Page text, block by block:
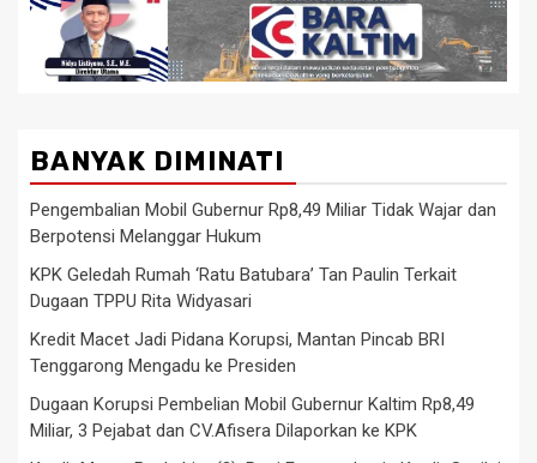
BANYAK DIMINATI
Pengembalian Mobil Gubernur Rp8,49 Miliar Tidak Wajar dan
Berpotensi Melanggar Hukum
KPK Geledah Rumah ‘Ratu Batubara’ Tan Paulin Terkait
Dugaan TPPU Rita Widyasari
Kredit Macet Jadi Pidana Korupsi, Mantan Pincab BRI
Tenggarong Mengadu ke Presiden
Dugaan Korupsi Pembelian Mobil Gubernur Kaltim Rp8,49
Miliar, 3 Pejabat dan CV.Afisera Dilaporkan ke KPK